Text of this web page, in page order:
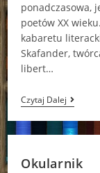
ponadczasowa,
poetów XX
kabaretu
Skafander,
libert…
Czytaj DalejTuwim
Na
Pogodę
I
Okularnik